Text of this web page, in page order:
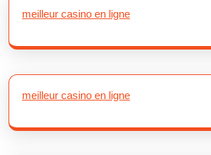
meilleur casino en ligne
meilleur casino en ligne